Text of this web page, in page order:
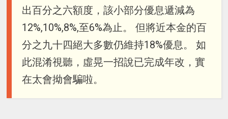
出百分之六額度，該小部分優息遞減為
12%,10%,8%,至6%為止。 但將近本金的百
分之九十四絕大多數仍維持18%優息。 如
此混淆視聽，虛晃一招說已完成年改，實
在太會拗會騙啦。